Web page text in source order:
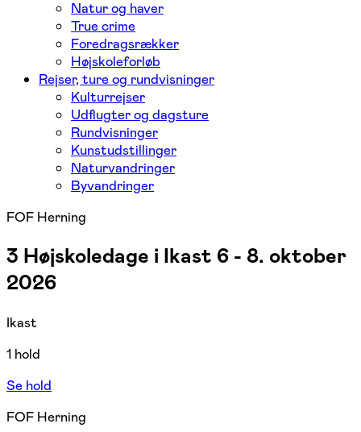
Natur og haver
True crime
Foredragsrækker
Højskoleforløb
Rejser, ture og rundvisninger
Kulturrejser
Udflugter og dagsture
Rundvisninger
Kunstudstillinger
Naturvandringer
Byvandringer
FOF Herning
3 Højskoledage i Ikast 6 - 8. oktober
2026
Ikast
1 hold
Se hold
FOF Herning